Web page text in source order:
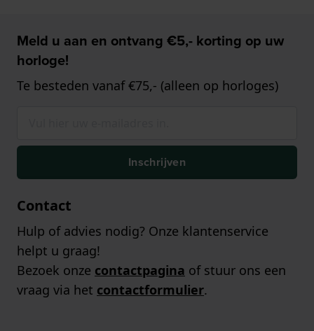
Meld u aan en ontvang €5,- korting op uw
horloge!
Te besteden vanaf €75,- (alleen op horloges)
Inschrijven
Contact
Hulp of advies nodig? Onze klantenservice
helpt u graag!
Bezoek onze contactpagina of stuur ons een
vraag via het contactformulier.